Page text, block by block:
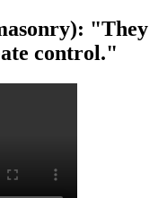
"They
control."